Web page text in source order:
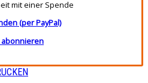
mit einer Spende
(per PayPal)
abonnieren